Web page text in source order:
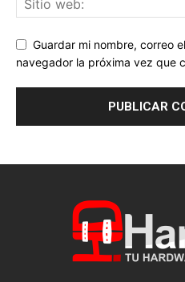
Guardar mi nombre, correo
navegador la próxima vez que